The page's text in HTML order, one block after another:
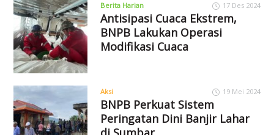
Berita Harian 17 Des 2024
Antisipasi Cuaca Ekstrem,
BNPB Lakukan Operasi
Modifikasi Cuaca
Aksi 19 Mei 2024
BNPB Perkuat Sistem
Peringatan Dini Banjir Lahar